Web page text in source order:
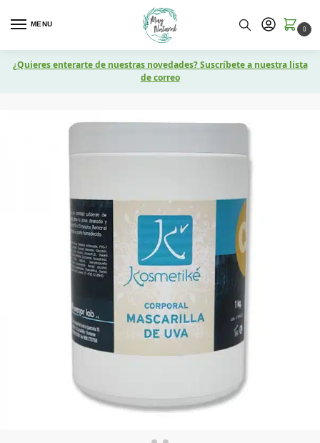
MENU
0
¿Quieres enterarte de nuestras novedades? Suscríbete a nuestra lista
de correo